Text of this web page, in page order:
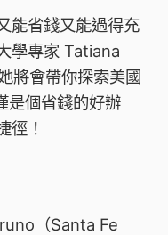
能省錢又能過得充
學專家 Tatiana
將會帶你探索美國
是個省錢的好辦
徑！
（Santa Fe